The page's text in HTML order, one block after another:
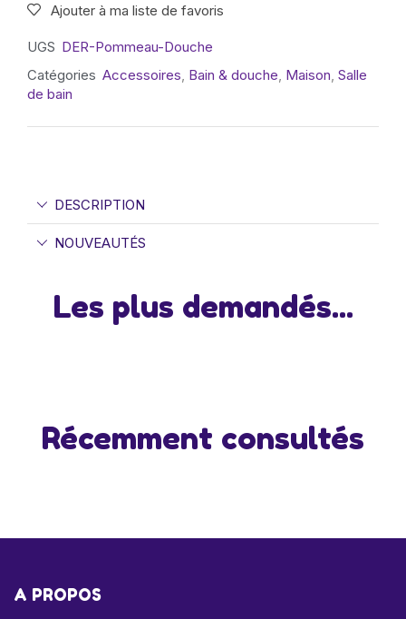
Ajouter à ma liste de favoris
UGS DER-Pommeau-Douche
Catégories Accessoires, Bain & douche, Maison, Salle
de bain
DESCRIPTION
NOUVEAUTÉS
Les plus demandés...
Récemment consultés
A PROPOS